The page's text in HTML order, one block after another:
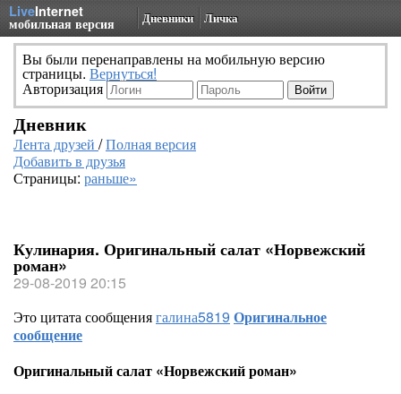
LiveInternet
мобильная версия Дневники Личка
Вы были перенаправлены на мобильную версию
страницы. Вернуться!
Авторизация
Дневник
Лента друзей /Полная версия
Добавить в друзья
Страницы: раньше»
Кулинария. Оригинальный салат «Норвежский
роман»
29-08-2019 20:15
Это цитата сообщениягалина5819 Оригинальное
сообщение
Оригинальный салат «Норвежский роман»